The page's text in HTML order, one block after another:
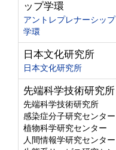
ップ学環
アントレプレナーシップ
学環
日本文化研究所
日本文化研究所
先端科学技術研究所
先端科学技術研究所
感染症分子研究センター
植物科学研究センター
人間情報学研究センター